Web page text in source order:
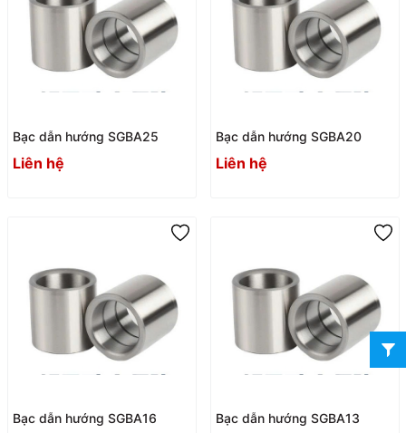
Bạc dẫn hướng SGBA25
Liên hệ
Bạc dẫn hướng SGBA20
Liên hệ
Bạc dẫn hướng SGBA16 Bạc dẫn hướng SGBA13